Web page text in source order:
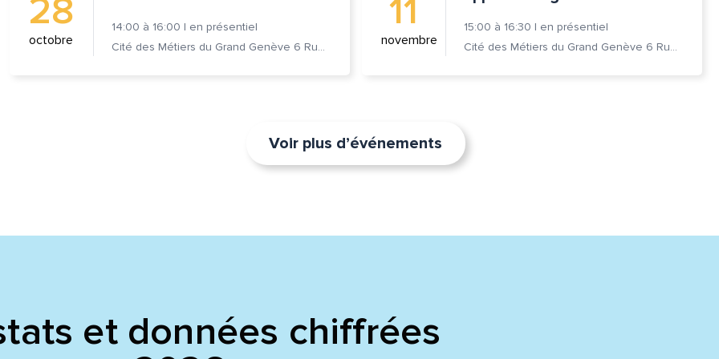
28
octobre
14:00 à 16:00 | en présentiel
Cité des Métiers du Grand Genève 6 Rue Prévost-Martin 1205 Genève
11
novembre
15:00 à 16:30 | en présentiel
Cité des Métiers du Grand Genève 6 Rue Prévost-Martin 1205 Genève
Voir plus d’événements
et données chiffrées